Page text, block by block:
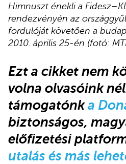
Himnuszt énekli a
rendezvényén az
fordulóját követően a
2010. április 25-én (fotó:
Ezt a cikket nem
volna olvasóink
támogatónka
biztonságos,
előfizetési
utalás és más